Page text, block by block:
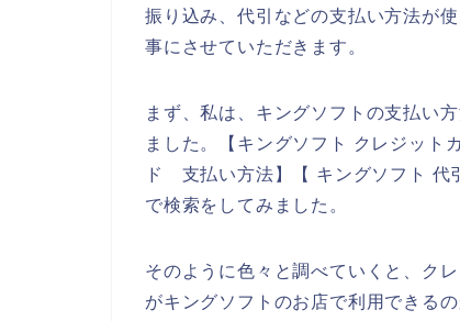
振り込み、代引などの支払い方法が
事にさせていただきます。
まず、私は、キングソフトの支払い
ました。【キングソフト クレジッ
ド 支払い方法】【 キングソフト 代
で検索をしてみました。
そのように色々と調べていくと、ク
がキングソフトのお店で利用できる